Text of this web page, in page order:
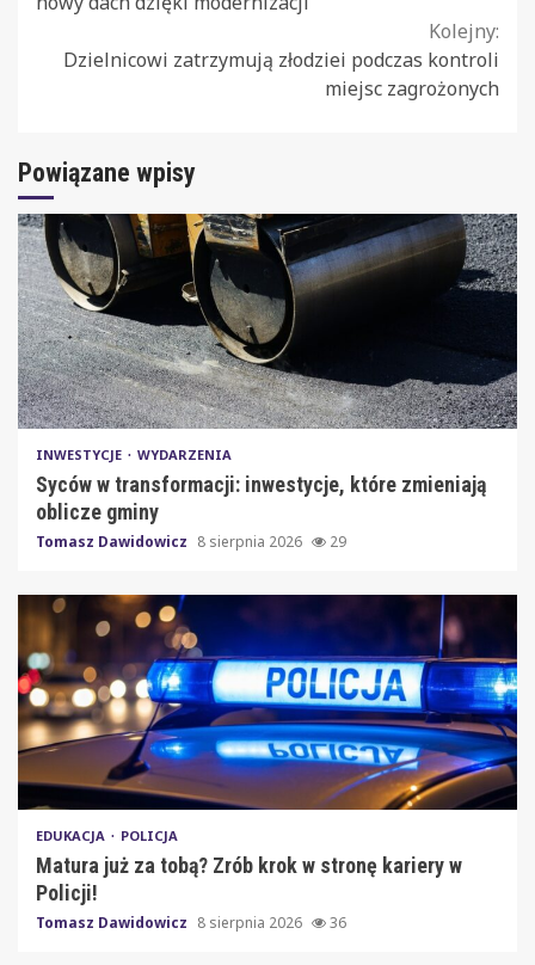
Kolejny:
Dzielnicowi zatrzymują złodziei podczas kontroli
miejsc zagrożonych
Powiązane wpisy
INWESTYCJE WYDARZENIA
Syców w transformacji: inwestycje, które zmieniają
oblicze gminy
Tomasz Dawidowicz 8 sierpnia 2026 29
EDUKACJA POLICJA
Matura już za tobą? Zrób krok w stronę kariery w
Policji!
Tomasz Dawidowicz 8 sierpnia 2026 36